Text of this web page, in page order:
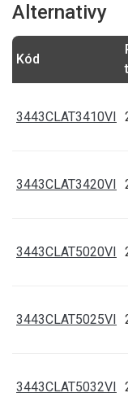
Alternativy
Kód
3443CLAT3410VI
3443CLAT3420VI
3443CLAT5020VI
3443CLAT5025VI
3443CLAT5032VI